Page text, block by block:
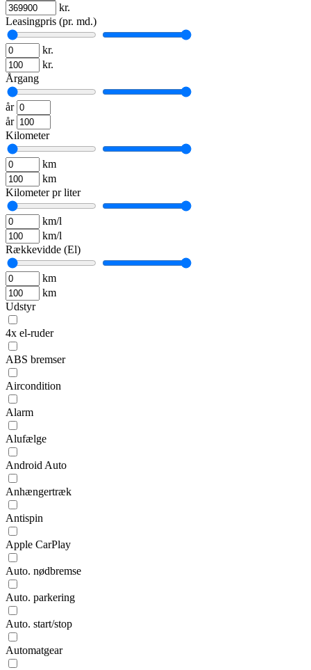
kr.
Leasingpris (pr. md.)
kr.
kr.
Årgang
år
år
Kilometer
km
km
Kilometer pr liter
km/l
km/l
Rækkevidde (El)
km
km
Udstyr
4x el-ruder
ABS bremser
Aircondition
Alarm
Alufælge
Android Auto
Anhængertræk
Antispin
Apple CarPlay
Auto. nødbremse
Auto. parkering
Auto. start/stop
Automatgear